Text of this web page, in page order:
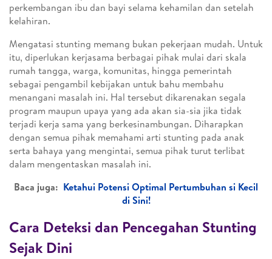
perkembangan ibu dan bayi selama kehamilan dan setelah
kelahiran.
Mengatasi stunting memang bukan pekerjaan mudah. Untuk
itu, diperlukan kerjasama berbagai pihak mulai dari skala
rumah tangga, warga, komunitas, hingga pemerintah
sebagai pengambil kebijakan untuk bahu membahu
menangani masalah ini. Hal tersebut dikarenakan segala
program maupun upaya yang ada akan sia-sia jika tidak
terjadi kerja sama yang berkesinambungan. Diharapkan
dengan semua pihak memahami arti stunting pada anak
serta bahaya yang mengintai, semua pihak turut terlibat
dalam mengentaskan masalah ini.
Baca juga: Ketahui Potensi Optimal Pertumbuhan si Kecil
di Sini!
Cara Deteksi dan Pencegahan Stunting
Sejak Dini